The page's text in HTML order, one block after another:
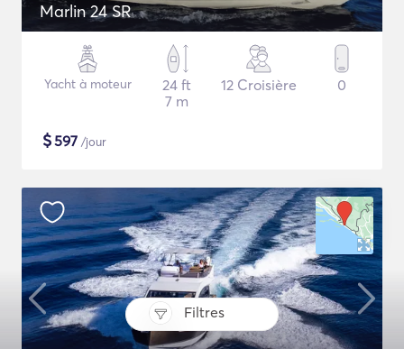
Filtres
Marlin 24 SR
Yacht à moteur
24 ft
7 m
12 Croisière 0
$597 /jour